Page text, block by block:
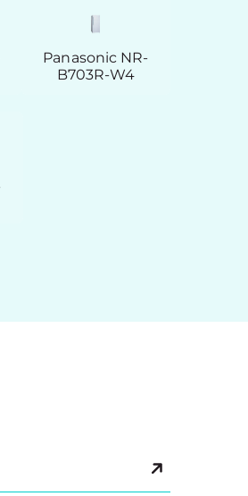
Panasonic NR-
B703R-W4